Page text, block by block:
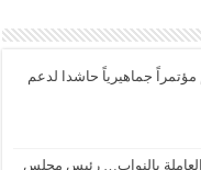
جماهيرياً حاشدا لدعم
العاملة بالنواب… رئيس مجلس